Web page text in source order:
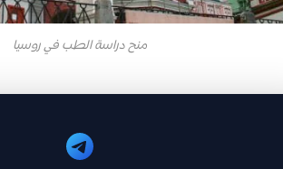
منح دراسة الطب في روسيا